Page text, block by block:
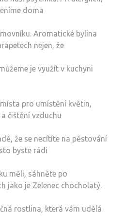
doma
Aromatické bylina
nejen, že
je využít v kuchyni
pro umístění květin,
čištění vzduchu
že se necítíte na pěstování
byste rádi
měli, sáhněte po
jako je Zelenec chocholatý.
rostlina, která vám udělá